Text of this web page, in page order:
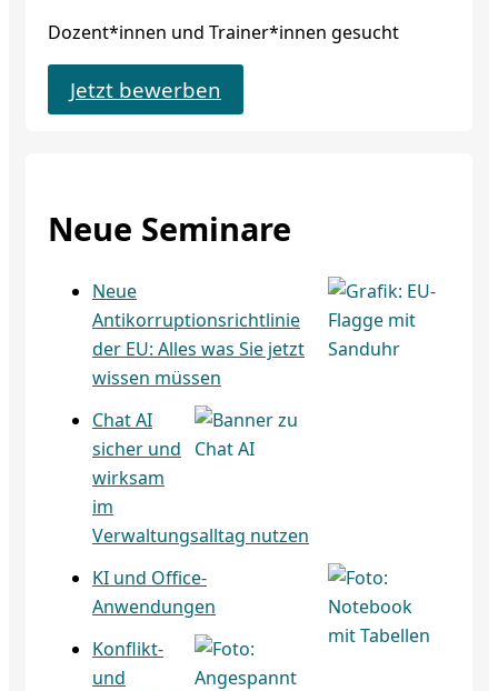
Dozent*innen und Trainer*innen gesucht
Jetzt bewerben
Neue Seminare
Neue
Antikorruptionsrichtlinie
der EU: Alles was Sie jetzt
wissen müssen
Chat AI
sicher und
wirksam
im
Verwaltungsalltag nutzen
KI und Office-
Anwendungen
Konflikt-
und